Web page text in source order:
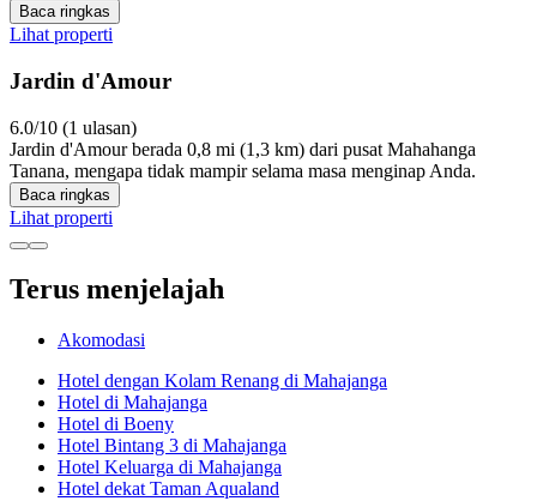
Baca ringkas
Lihat properti
Jardin d'Amour
6.0/10 (1 ulasan)
Jardin d'Amour berada 0,8 mi (1,3 km) dari pusat Mahahanga
Tanana, mengapa tidak mampir selama masa menginap Anda.
Baca ringkas
Lihat properti
Terus menjelajah
Akomodasi
Hotel dengan Kolam Renang di Mahajanga
Hotel di Mahajanga
Hotel di Boeny
Hotel Bintang 3 di Mahajanga
Hotel Keluarga di Mahajanga
Hotel dekat Taman Aqualand